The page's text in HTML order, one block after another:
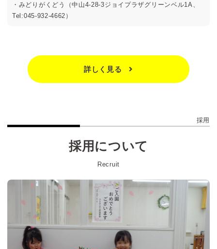
・みどりがくどう（中山4-28-3ジョイプラザグリーンベル1A、
Tel:045-932-4662）
詳しく見る
採用
採用について
Recruit